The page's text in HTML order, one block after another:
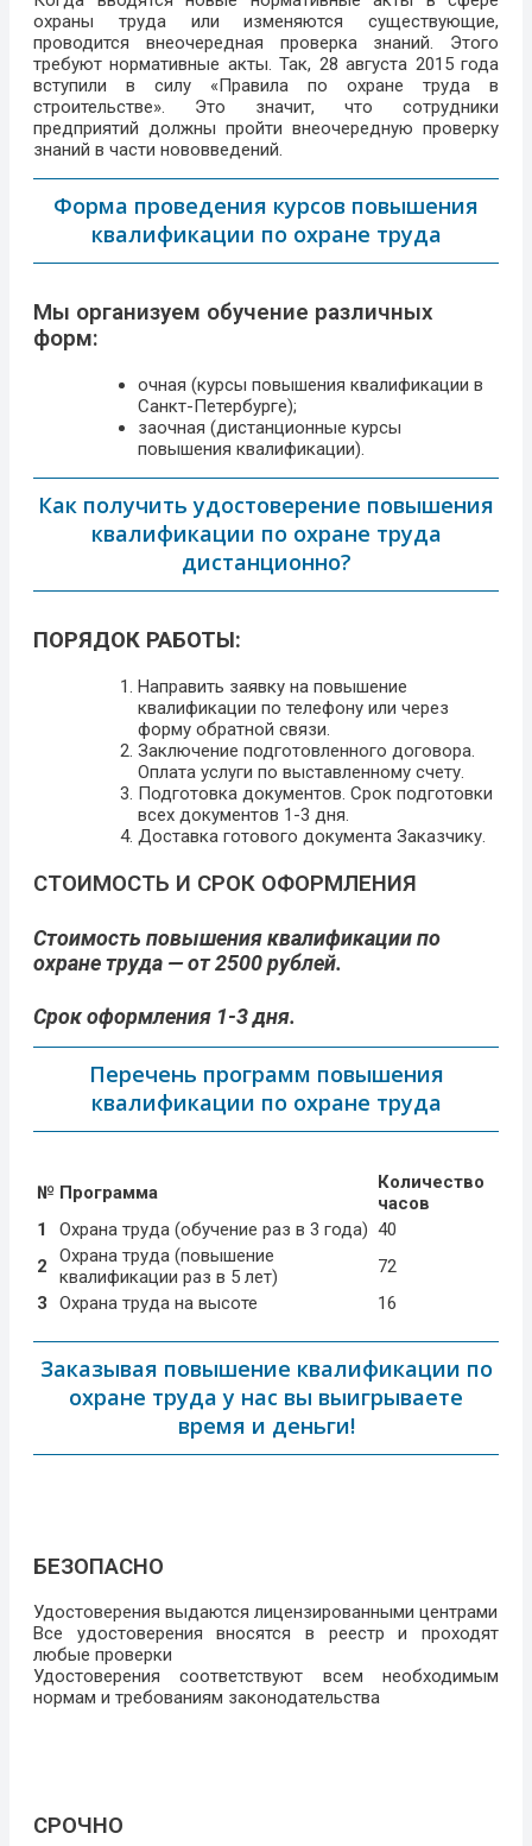
охраны труда или изменяются существующие,
проводится внеочередная проверка знаний. Этого
требуют нормативные акты. Так, 28 августа 2015 года
вступили в силу «Правила по охране труда в
строительстве». Это значит, что сотрудники
предприятий должны пройти внеочередную проверку
знаний в части нововведений.
Форма проведения курсов повышения
квалификации по охране труда
Мы организуем обучение различных
форм:
очная (курсы повышения квалификации в
Санкт-Петербурге);
заочная (дистанционные курсы
повышения квалификации).
Как получить удостоверение повышения
квалификации по охране труда
дистанционно?
ПОРЯДОК РАБОТЫ:
Направить заявку на повышение
квалификации по телефону или через
форму обратной связи.
Заключение подготовленного договора.
Оплата услуги по выставленному счету.
Подготовка документов. Срок подготовки
всех документов 1-3 дня.
Доставка готового документа Заказчику.
СТОИМОСТЬ И СРОК ОФОРМЛЕНИЯ
Стоимость повышения квалификации по
охране труда — от 2500 рублей.
Срок оформления 1-3 дня.
Перечень программ повышения
квалификации по охране труда
№ Программа
Количество
часов
1
Охрана труда (обучение раз в 3 года) 40
2
Охрана труда (повышение
квалификации раз в 5 лет)
72
3
Охрана труда на высоте 16
Заказывая повышение квалификации по
охране труда у нас вы выигрываете
время и деньги!
БЕЗОПАСНО
Удостоверения выдаются лицензированными центрами
Все удостоверения вносятся в реестр и проходят
любые проверки
Удостоверения соответствуют всем необходимым
нормам и требованиям законодательства
СРОЧНО